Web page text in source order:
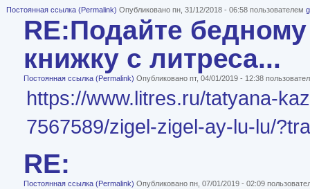
Постоянная ссылка (Permalink) Опубликовано пн, 31/12/2018 - 06:58 пользователем
RE:Подайте
книжку с литреса...
Постоянная ссылка (Permalink) Опубликовано пт, 04/01/2019 - 12:38
https://www.litres.ru/tatyana-
7567589/zigel-zigel-ay-lu-lu/
RE:
Постоянная ссылка (Permalink) Опубликовано пн, 07/01/2019 - 02:09